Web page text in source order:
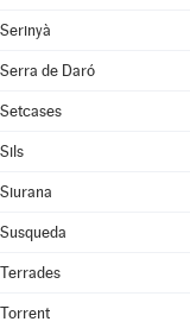
Serinyà
Serra de Daró
Setcases
Sils
Siurana
Susqueda
Terrades
Torrent